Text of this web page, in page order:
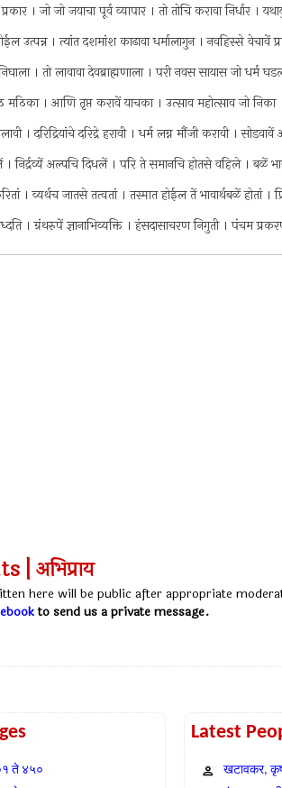
। जो जो जयाचा पूर्व व्यापार । तो तोचि करावा निर्धार ।
उत्पन्न । त्यांत दशमांश काढावा धर्मालागुन । नवहिस्से
। तो लावावा देवब्राह्मणाला । परी नवस सायास जो धर्म
मठिका । आणि तृप्त करावें याचका । उत्साव महोत्साव जो
। दरिद्रियांचे दरिद्रे हरावी । धर्म लग्न मौंजी करावी ।
निर्द्रव्यें अल्पचि दिधलें । परि ते समानचि होतसे वहिले । बळें
। व्यर्थच जातसे तत्वतां । तस्मात होईल तें भावार्थबळें होतां ।
। ग्रंथरुपें ज्ञानाभिव्यक्ति । हंसदासाचरण निगुती । पंचम
| अभिप्राय
here will be public after appropriate
to send us a private message.
ते ४५०
Latest
खटावकर,